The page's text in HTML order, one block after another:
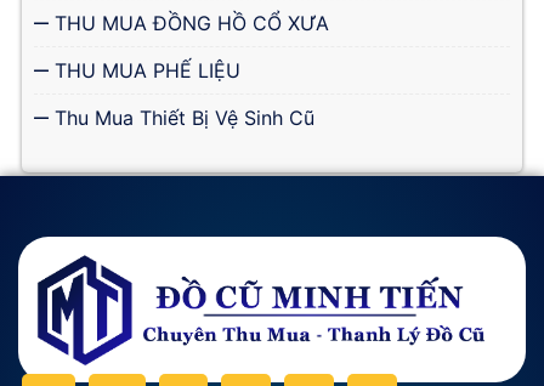
THU MUA ĐỒNG HỒ CỔ XƯA
THU MUA PHẾ LIỆU
Thu Mua Thiết Bị Vệ Sinh Cũ